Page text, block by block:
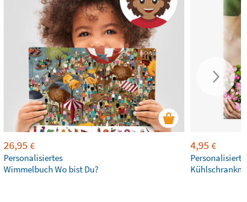
26,95 €
Personalisiertes
Wimmelbuch Wo bist Du?
4,95 €